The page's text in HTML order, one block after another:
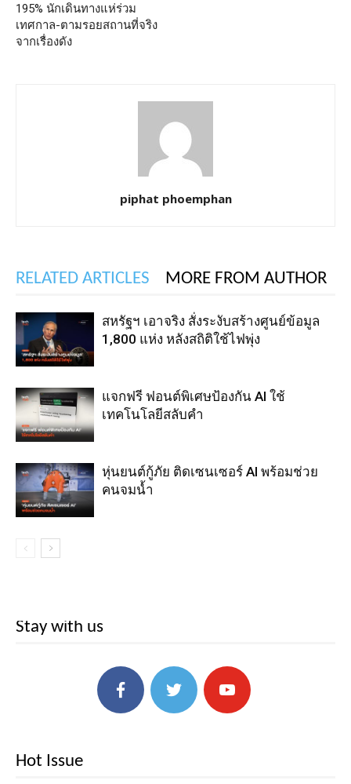
195% นักเดินทางแห่ร่วม
เทศกาล-ตามรอยสถานที่จริง
จากเรื่องดัง
piphat phoemphan
RELATED ARTICLES MORE FROM AUTHOR
สหรัฐฯ เอาจริง สั่งระงับสร้างศูนย์ข้อมูล
1,800 แห่ง หลังสถิติใช้ไฟพุ่ง
แจกฟรี ฟอนต์พิเศษป้องกัน AI ใช้
เทคโนโลยีสลับคำ
หุ่นยนต์กู้ภัย ติดเซนเซอร์ AI พร้อมช่วย
คนจมน้ำ
Stay with us
Hot Issue